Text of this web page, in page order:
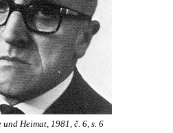
und Heimat, 1981, č. 6, s. 6